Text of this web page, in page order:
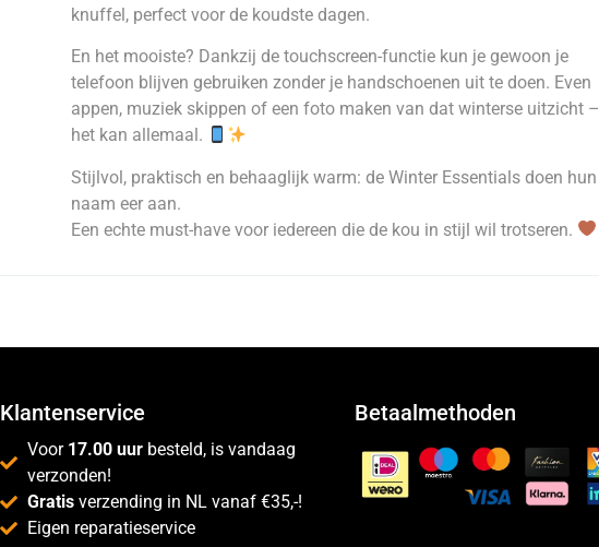
knuffel, perfect voor de koudste dagen.
En het mooiste? Dankzij de touchscreen-functie kun je gewoon je
telefoon blijven gebruiken zonder je handschoenen uit te doen. Even
appen, muziek skippen of een foto maken van dat winterse uitzicht –
het kan allemaal.
Stijlvol, praktisch en behaaglijk warm: de Winter Essentials doen hun
naam eer aan.
Een echte must-have voor iedereen die de kou in stijl wil trotseren.
Klantenservice
Voor 17.00 uur besteld, is vandaag
verzonden!
Gratis verzending in NL vanaf €35,-!
Eigen reparatieservice
Betaalmethoden